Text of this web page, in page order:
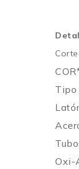
Oxi-